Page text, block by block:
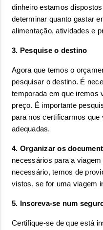
dinheiro estamos
determinar quanto gastar
alimentação, atividades e
3. Pesquise o destino
Agora que temos o
pesquisar o destino. É
temporada em que iremos
preço. É importante
para nos certificarmos
adequadas.
4. Organizar os
necessários para a
necessário, temos de
vistos, se for uma viagem
5. Inscreva-se num
Certifique-se de que está